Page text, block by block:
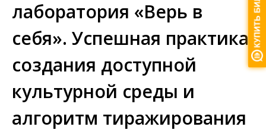
лаборатория «Верь в
себя». Успешная практика
создания доступной
культурной среды и
алгоритм тиражирования